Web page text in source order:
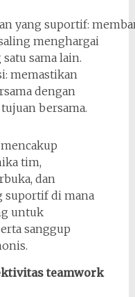
yang suportif:
menghargai
sama lain.
memastikan
dengan
bersama.
tim,
dan
suportif di mana
untuk
sanggup
teamwork